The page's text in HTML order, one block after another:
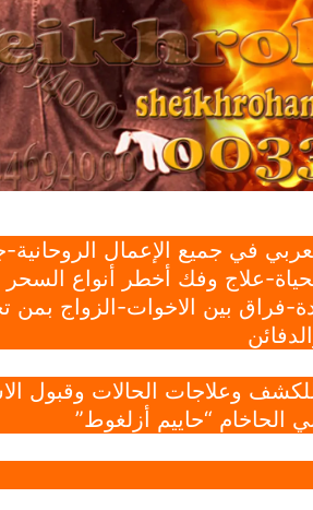
في جميع الإعمال
علاج وفك أخطر أنواع
فراق بين الاخوات-الزواج بمن
وعلاجات الحالات وقبول
الحاخام “حاييم أزلغوط”